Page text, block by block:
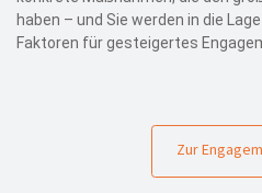
haben – und Sie werden in die
Faktoren für gesteigertes
Zur